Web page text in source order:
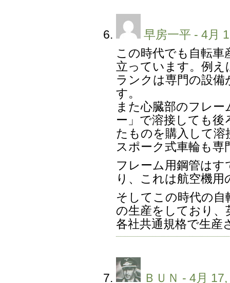
早房一平 - 4月
この時代でも自転車
立っています。例
ランクは専門の設
す。
また心臓部のフレ
ー」で溶接しても後
たものを購入して溶
スポーク式車輪も
フレーム用鋼管は
り、これは航空機
そしてこの時代の自
の生産をしており、
各社共通規格で生産
ＢＵＮ - 4月